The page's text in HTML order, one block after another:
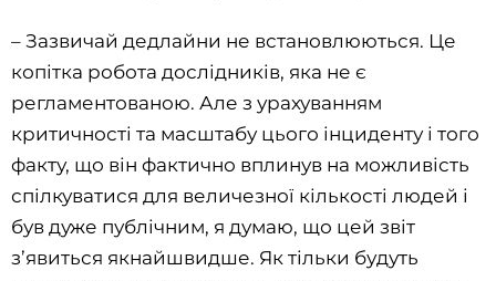
– Зазвичай дедлайни не встановлюються. Це
копітка робота дослідників, яка не є
регламентованою. Але з урахуванням
критичності та масштабу цього інциденту і того
факту, що він фактично вплинув на можливість
спілкуватися для величезної кількості людей і
був дуже публічним, я думаю, що цей звіт
з’явиться якнайшвидше. Як тільки будуть